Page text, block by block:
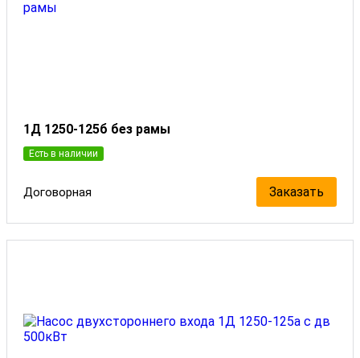
1Д 1250-125б без рамы
Есть в наличии
Договорная Заказать